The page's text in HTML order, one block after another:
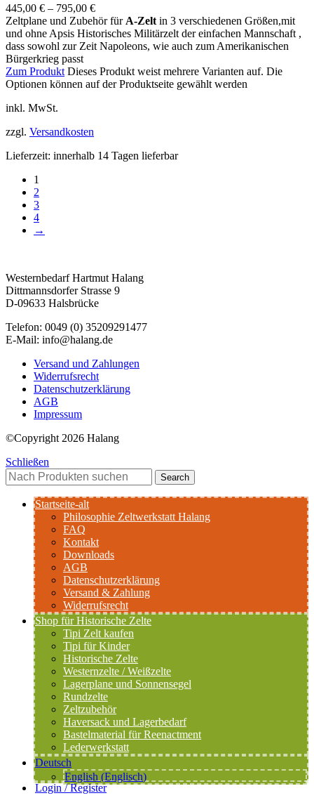
445,00 € – 795,00 €
Zeltplane und Zubehör für A-Zelt in 3 verschiedenen Größen,mit
und ohne Apsis Historisches Militärzelt der einfachen Mannschaft ,
dass sowohl zur Zeit Napoleons, wie auch zum Amerikanischen
Bürgerkrieg passt
Zum Produkt Dieses Produkt weist mehrere Varianten auf. Die
Optionen können auf der Produktseite gewählt werden
inkl. MwSt.
zzgl. Versandkosten
Lieferzeit: innerhalb 14 Tagen lieferbar
1
2
3
4
→
Westernbedarf Hartmut Halang
Dittmannsdorfer Strasse 9
D-09633 Halsbrücke
Telefon: 0049 (0) 35209291477
E-Mail: info@halang.de
Versand und Zahlungen
Widerrufsrecht
Datenschutzerklärung
AGB
Impressum
©Copyright 2026 Halang
Schließen
Search
Startseite-alt
Philosophie Zeltwerkstatt Halang
FAQ
Kontakt
Downloads
AGB
Datenschutzerklärung
Versand & Zahlung
Widerrufsrecht
Shop für Historische Zelte
Tipi Zelt kaufen
Tipi für Kinder
Historische Zelte
Westernzelte / Weißzelte
Lagerplane und Sonnensegel
Rundzelte
Zeltzubehör
Haversack und Lagerbedarf
Bastelmaterial für Reenactment
Lederwerkstatt
Deutsch
English (Englisch)
Login / Register